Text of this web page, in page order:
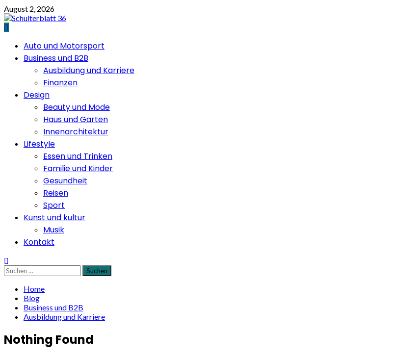
Skip
to
content
August 2, 2026
PrimaryAuto und Motorsport
Business und B2B
Ausbildung und Karriere
Finanzen
Design
Beauty und Mode
Haus und Garten
Innenarchitektur
Lifestyle
Essen und Trinken
Familie und Kinder
Gesundheit
Reisen
Sport
Kunst und kultur
Musik
Kontakt
Suchen
nach:
Home
Blog
Business und B2B
Ausbildung und Karriere
Nothing Found